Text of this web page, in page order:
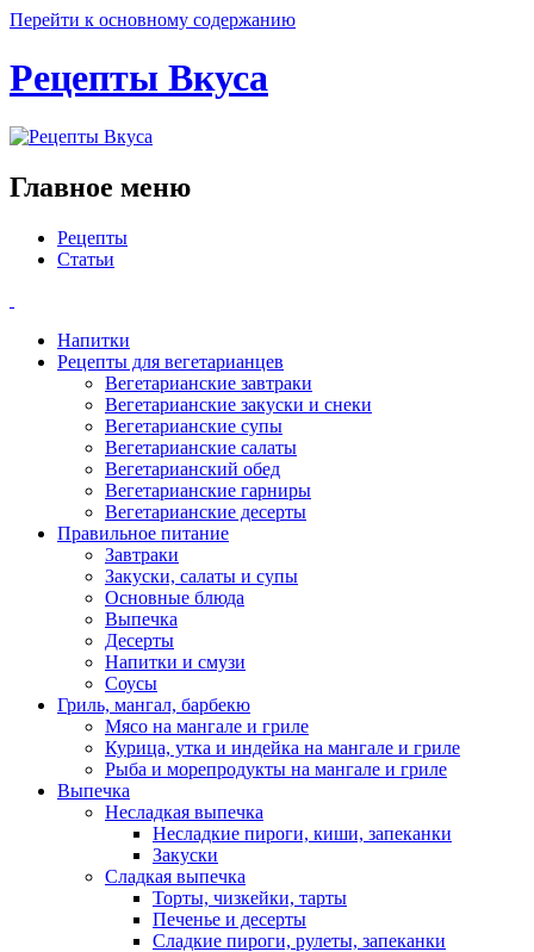
Перейти к основному содержанию
Рецепты Вкуса
Главное меню
Рецепты
Статьи
Напитки
Рецепты для вегетарианцев
Вегетарианские завтраки
Вегетарианские закуски и снеки
Вегетарианские супы
Вегетарианские салаты
Вегетарианский обед
Вегетарианские гарниры
Вегетарианские десерты
Правильное питание
Завтраки
Закуски, салаты и супы
Основные блюда
Выпечка
Десерты
Напитки и смузи
Соусы
Гриль, мангал, барбекю
Мясо на мангале и гриле
Курица, утка и индейка на мангале и гриле
Рыба и морепродукты на мангале и гриле
Выпечка
Несладкая выпечка
Несладкие пироги, киши, запеканки
Закуски
Сладкая выпечка
Торты, чизкейки, тарты
Печенье и десерты
Сладкие пироги, рулеты, запеканки